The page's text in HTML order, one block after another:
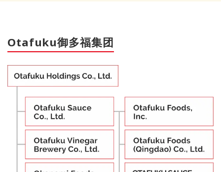
Otafuku御多福集团